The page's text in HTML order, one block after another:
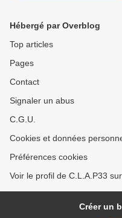
Hébergé par Overblog
Top articles
Pages
Contact
Signaler un abus
C.G.U.
Cookies et données
Préférences cookies
Voir le profil de C.L.A.P33
Créer un